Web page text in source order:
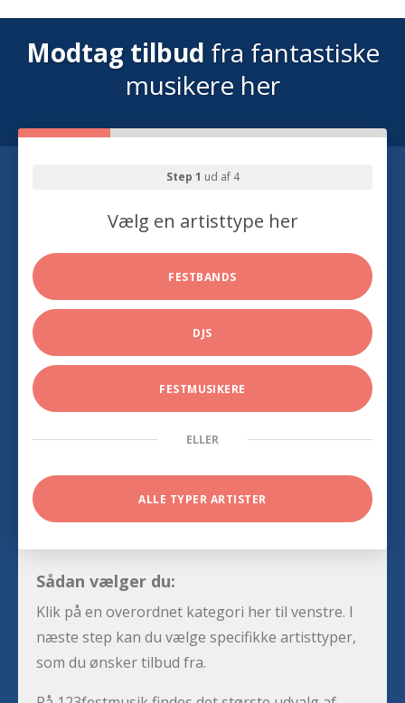
Modtag tilbud fra fantastiske
musikere her
Step 1 ud af 4
Vælg en artisttype her
FESTBANDS
DJS
FESTMUSIKERE
ELLER
ALLE TYPER ARTISTER
Sådan vælger du:
Klik på en overordnet kategori her til venstre. I
næste step kan du vælge specifikke artisttyper,
som du ønsker tilbud fra.